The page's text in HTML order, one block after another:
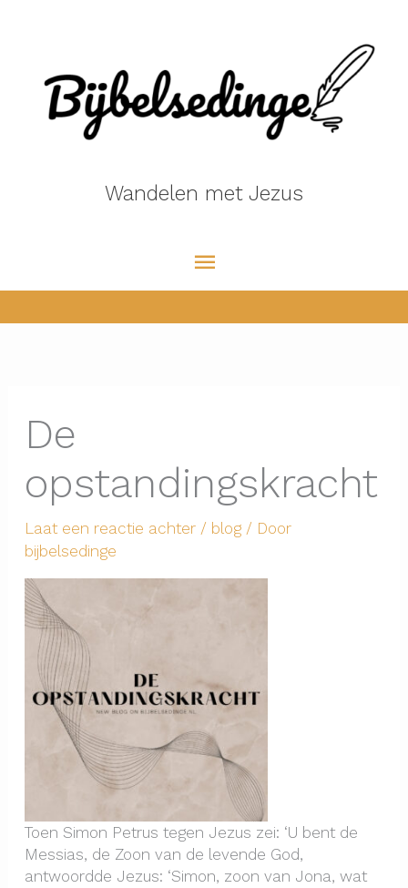
inhoud
Wandelen met Jezus
Hoofdmenu
De
opstandingskracht
Laat een reactie achter / blog/ Door
bijbelsedinge
Toen Simon Petrus tegen Jezus zei: ‘U bent de
Messias, de Zoon van de levende God,
antwoordde Jezus: ‘Simon, zoon van Jona, wat